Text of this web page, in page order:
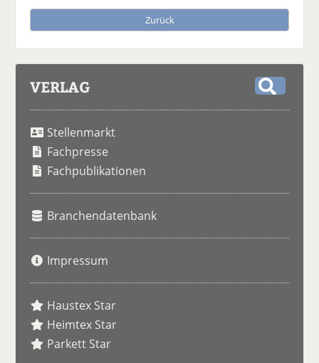
Zurück
VERLAG
Stellenmarkt
Fachpresse
Fachpublikationen
Branchendatenbank
Impressum
Haustex Star
Heimtex Star
Parkett Star